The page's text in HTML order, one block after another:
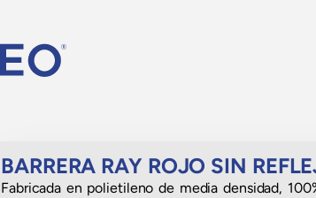
BARRERA RAY ROJO SIN
Fabricada en polietileno de media densidad,